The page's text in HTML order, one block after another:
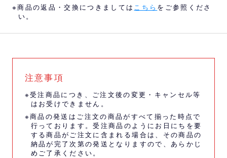
※商品の返品・交換につきましては こちら をご参照くださ
い。
注意事項
※受注商品につき、ご注文後の変更・キャンセル等
はお受けできません。
※商品の発送はご注文の商品がすべて揃った時点で
行っております。受注商品のようにお日にちを要
する商品がご注文に含まれる場合は、その商品の
納品が完了次第の発送となりますので、あらかじ
めご了承ください。